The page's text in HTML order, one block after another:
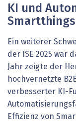
KI und
Ein weiterer
der ISE 2025 war
Jahr zeigte der
hochvernetzte
verbesserter KI-
Effizienz von